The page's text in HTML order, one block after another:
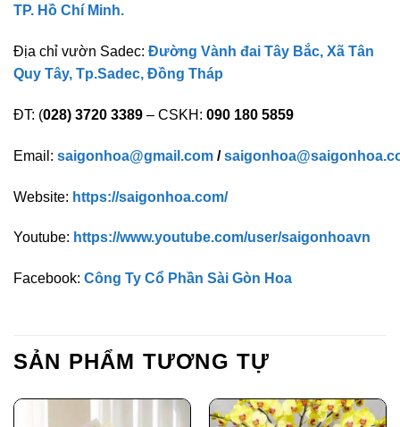
TP. Hồ Chí Minh.
Địa chỉ vườn Sadec: Đường Vành đai Tây Bắc, Xã Tân
Quy Tây, Tp.Sadec, Đồng Tháp
ĐT: (028) 3720 3389 – CSKH: 090 180 5859
Email: saigonhoa@gmail.com /
Website: https://saigonhoa.com/
Youtube: https://www.youtube.com/user/saigonhoavn
Facebook: Công Ty Cổ Phần Sài Gòn Hoa
SẢN PHẨM TƯƠNG TỰ